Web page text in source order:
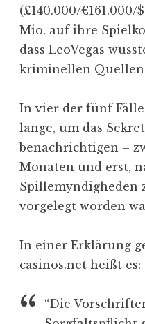
(£140.000/€161.000/
Mio. auf ihre
dass LeoVegas
kriminellen Quellen
In vier der fünf Fälle
lange, um das
benachrichtigen –
Monaten und erst,
Spillemyndigheden
vorgelegt worden
In einer Erklärung
casinos.net heißt es:
“Die